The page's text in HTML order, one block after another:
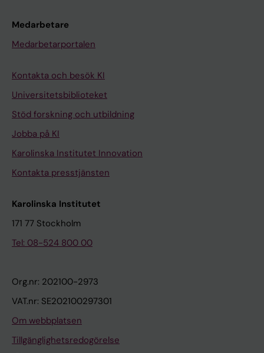
Medarbetare
Medarbetarportalen
Kontakta och besök KI
Universitetsbiblioteket
Stöd forskning och utbildning
Jobba på KI
Karolinska Institutet Innovation
Kontakta presstjänsten
Karolinska Institutet
171 77 Stockholm
Tel: 08-524 800 00
Org.nr: 202100-2973
VAT.nr: SE202100297301
Om webbplatsen
Tillgänglighetsredogörelse